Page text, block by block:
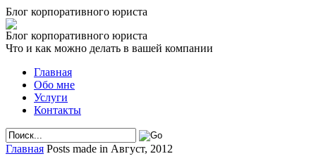
Блог корпоративного юриста
Блог корпоративного юриста
Что и как можно делать в вашей компании
Главная
Обо мне
Услуги
Контакты
Главная Posts made in Август, 2012